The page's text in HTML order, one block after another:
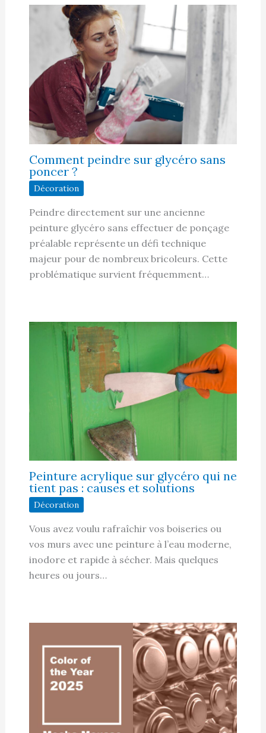
Comment peindre sur glycéro sans
poncer ?
Décoration
Peindre directement sur une ancienne
peinture glycéro sans effectuer de ponçage
préalable représente un défi technique
majeur pour de nombreux bricoleurs. Cette
problématique survient fréquemment…
Peinture acrylique sur glycéro qui ne
tient pas : causes et solutions
Décoration
Vous avez voulu rafraîchir vos boiseries ou
vos murs avec une peinture à l’eau moderne,
inodore et rapide à sécher. Mais quelques
heures ou jours…